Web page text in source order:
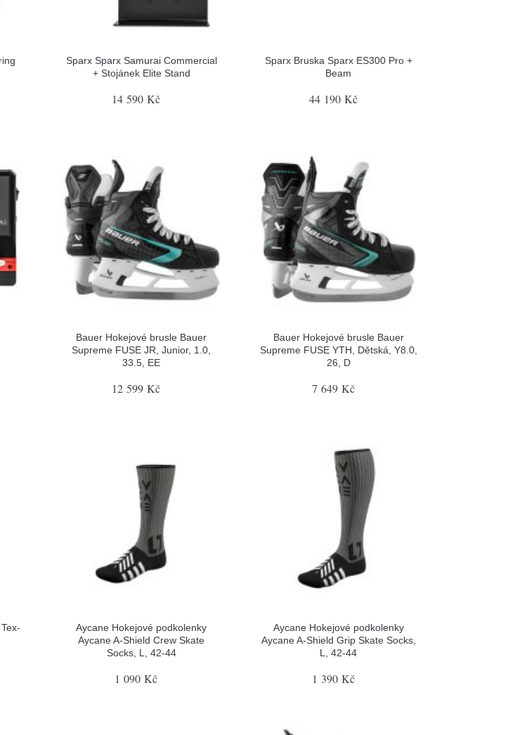
Sparx Sparx Samurai Commercial
+ Stojánek Elite Stand
14 590 Kč
Sparx Bruska Sparx ES300 Pro +
Beam
44 190 Kč
Bauer Hokejové brusle Bauer
Supreme FUSE JR, Junior, 1.0,
33.5, EE
12 599 Kč
Bauer Hokejové brusle Bauer
Supreme FUSE YTH, Dětská, Y8.0,
26, D
7 649 Kč
Aycane Hokejové podkolenky
Aycane A-Shield Crew Skate
Socks, L, 42-44
1 090 Kč
Aycane Hokejové podkolenky
Aycane A-Shield Grip Skate Socks,
L, 42-44
1 390 Kč